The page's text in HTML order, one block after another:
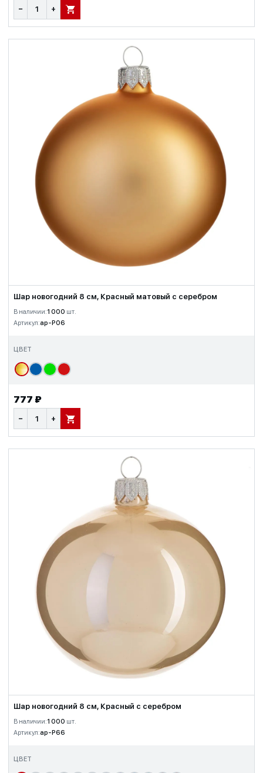
− + В КОРЗИНУ
Шар новогодний 8 см, Красный матовый с серебром
В наличии:1 000 шт.
Артикул:ap-P06
ЦВЕТ
777 ₽
− + В КОРЗИНУ
Шар новогодний 8 см, Красный с серебром
В наличии:1 000 шт.
Артикул:ap-P66
ЦВЕТ